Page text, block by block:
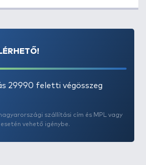
29990 feletti végösszeg
szállítási cím és MPL vagy
vehető igénybe.